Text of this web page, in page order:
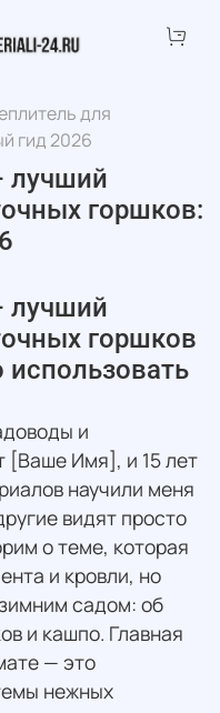
для
гид 2026
лучший
горшков:
лучший
горшков
использовать
и
[Ваше Имя], и 15 лет
научили меня
видят просто
о теме, которая
и кровли, но
садом: об
и кашпо. Главная
— это
нежных